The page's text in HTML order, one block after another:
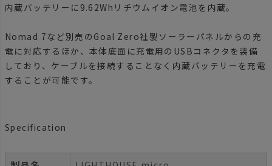
内蔵バッテリーに9.62Whリチウムイオン電池を内蔵。
Nomad 7など別売のGoal Zero社製ソーラーパネルからの充
電に対応するほか、本体底面に充電用のUSBコネクタを装備
しており、ケーブルを接続することなく内蔵バッテリーを充電
することが可能です。
Specification